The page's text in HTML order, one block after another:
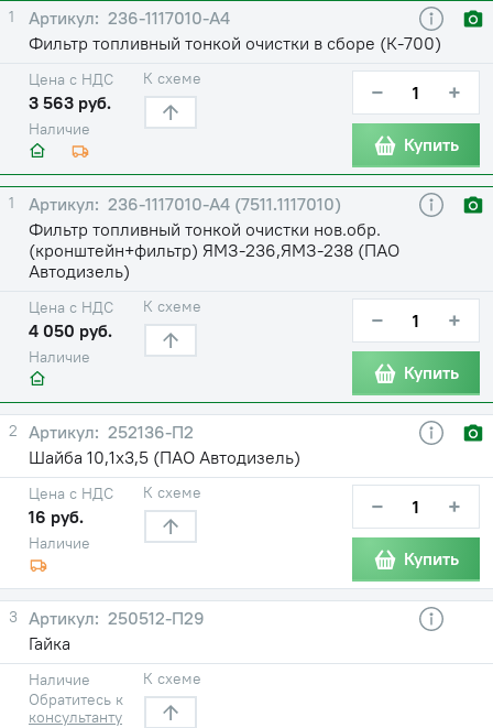
1
236-1117010-А4
Фильтр топливный тонкой очистки в сборе (К-700)
Наличие
Цена с НДС
3 563 руб.
К схеме − +
Купить
1
236-1117010-А4 (7511.1117010)
Фильтр топливный тонкой очистки нов.обр.
(кронштейн+фильтр) ЯМЗ-236,ЯМЗ-238 (ПАО
Автодизель)
Наличие
Цена с НДС
4 050 руб.
К схеме − +
Купить
2
252136-П2
Шайба 10,1х3,5 (ПАО Автодизель)
Наличие
Цена с НДС
16 руб.
К схеме − +
Купить
3
250512-П29
Гайка
Наличие
Обратитесь к
консультанту
К схеме